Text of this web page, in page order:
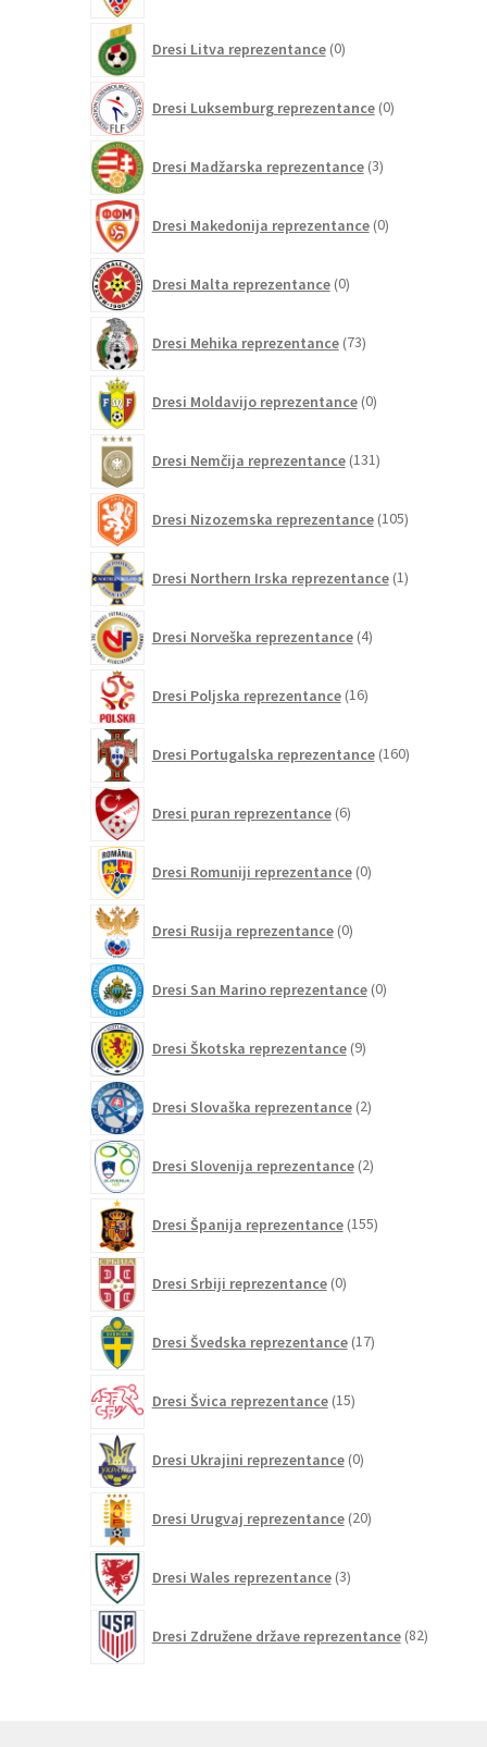
Dresi Litva reprezentance 0izdelkov
Dresi Luksemburg reprezentance 0izdelkov
Dresi Madžarska reprezentance 3izdelki
Dresi Makedonija reprezentance 0izdelkov
Dresi Malta reprezentance 0izdelkov
Dresi Mehika reprezentance 73izdelkov
Dresi Moldavijo reprezentance 0izdelkov
Dresi Nemčija reprezentance 131izdelkov
Dresi Nizozemska reprezentance 105izdelkov
Dresi Northern Irska reprezentance 1izdelek
Dresi Norveška reprezentance 4izdelki
Dresi Poljska reprezentance 16izdelkov
Dresi Portugalska reprezentance 160izdelkov
Dresi puran reprezentance 6izdelkov
Dresi Romuniji reprezentance 0izdelkov
Dresi Rusija reprezentance 0izdelkov
Dresi San Marino reprezentance 0izdelkov
Dresi Škotska reprezentance 9izdelkov
Dresi Slovaška reprezentance 2izdelka
Dresi Slovenija reprezentance 2izdelka
Dresi Španija reprezentance 155izdelkov
Dresi Srbiji reprezentance 0izdelkov
Dresi Švedska reprezentance 17izdelkov
Dresi Švica reprezentance 15izdelkov
Dresi Ukrajini reprezentance 0izdelkov
Dresi Urugvaj reprezentance 20izdelkov
Dresi Wales reprezentance 3izdelki
Dresi Združene države reprezentance 82izdelkov